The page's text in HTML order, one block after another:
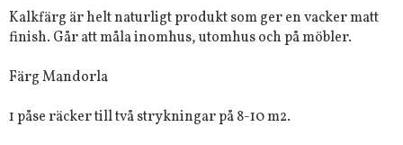
Kalkfärg är helt naturligt produkt som ger en vacker matt
finish. Går att måla inomhus, utomhus och på möbler.
Färg Mandorla
1 påse räcker till två strykningar på 8-10 m2.